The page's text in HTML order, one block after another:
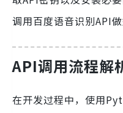
调用百度语音识别API做
API调用流程解
在开发过程中，使用